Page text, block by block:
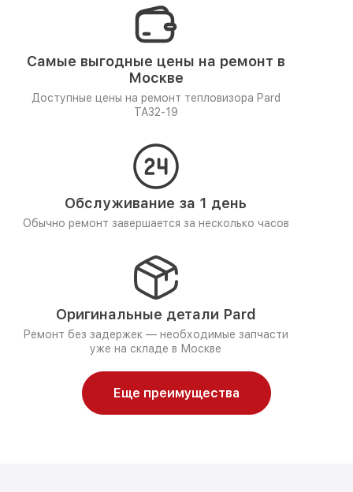
Самые выгодные цены на ремонт в
Москве
Доступные цены на ремонт тепловизора Pard
TA32-19
Обслуживание за 1 день
Обычно ремонт завершается за несколько часов
Оригинальные детали Pard
Ремонт без задержек — необходимые запчасти
уже на складе в Москве
Еще преимущества